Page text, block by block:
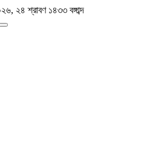
২৪ শ্রাবণ ১৪৩৩ বঙ্গাব্দ